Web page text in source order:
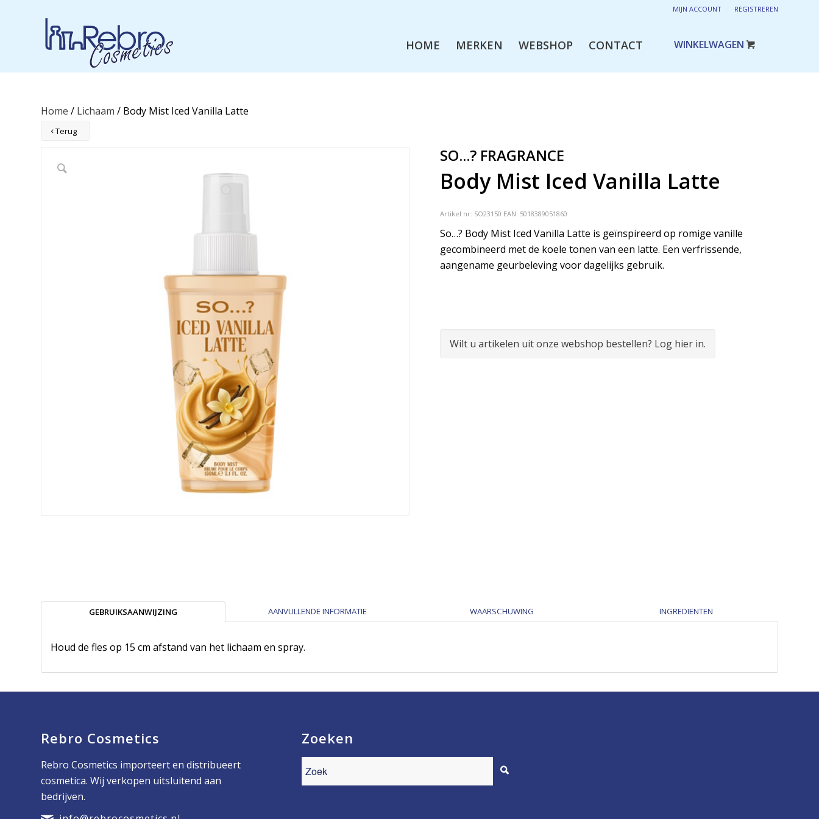
MIJN ACCOUNT REGISTREREN
HOME MERKEN WEBSHOP CONTACT
Home / Lichaam / Body Mist Iced Vanilla Latte
Terug
SO...? FRAGRANCE
Body Mist Iced Vanilla Latte
Artikel nr: SO23150 EAN: 5018389051860
So…? Body Mist Iced Vanilla Latte is geïnspireerd op romige vanille
gecombineerd met de koele tonen van een latte. Een verfrissende,
aangename geurbeleving voor dagelijks gebruik.
Wilt u artikelen uit onze webshop bestellen? Log hier in.
GEBRUIKSAANWIJZING AANVULLENDE INFORMATIE WAARSCHUWING INGREDIENTEN
Houd de fles op 15 cm afstand van het lichaam en spray.
Rebro Cosmetics
Rebro Cosmetics importeert en distribueert
cosmetica. Wij verkopen uitsluitend aan
bedrijven.
Zoeken